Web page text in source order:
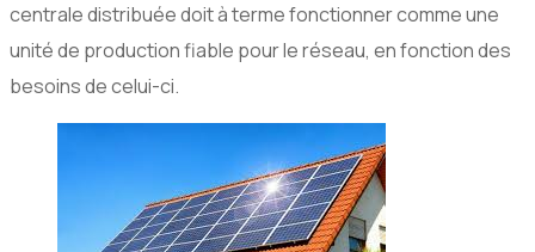
centrale distribuée doit à terme fonctionner comme une
unité de production fiable pour le réseau, en fonction des
besoins de celui-ci.